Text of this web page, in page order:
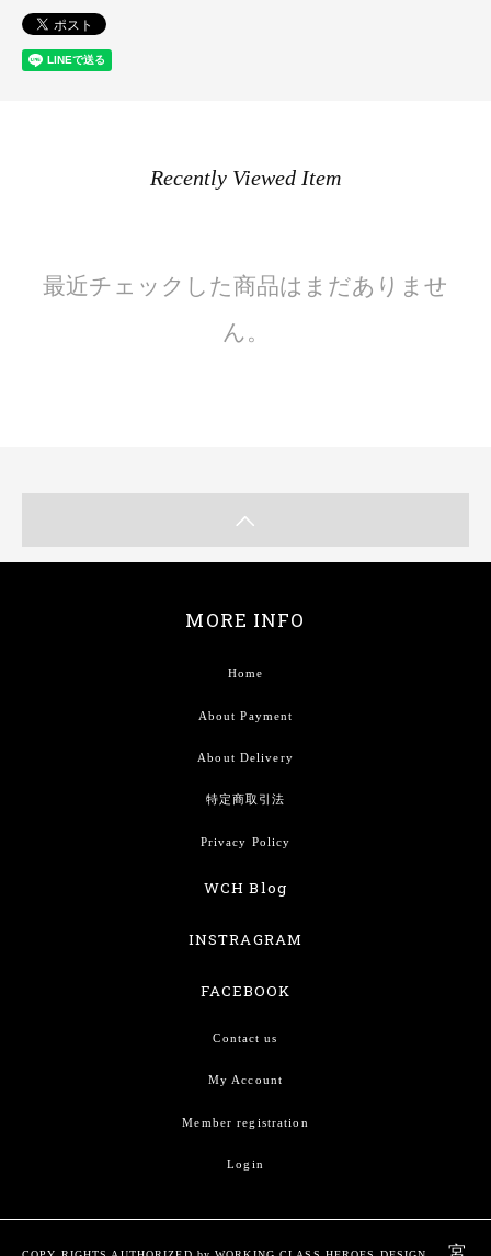
Recently Viewed Item
最近チェックした商品はまだありませ
ん。
MORE INFO
Home
About Payment
About Delivery
特定商取引法
Privacy Policy
WCH Blog
INSTRAGRAM
FACEBOOK
Contact us
My Account
Member registration
Login